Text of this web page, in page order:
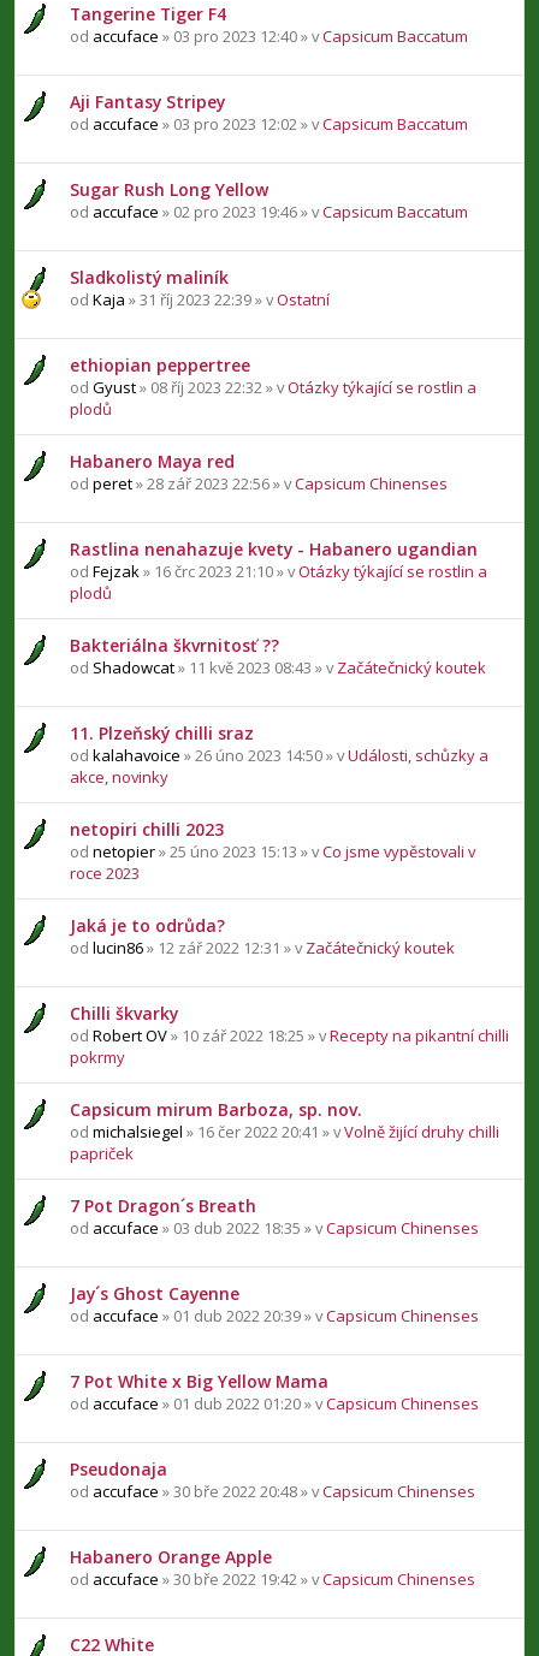
Tangerine Tiger F4
od accuface » 03 pro 2023 12:40 » vCapsicum Baccatum
Aji Fantasy Stripey
od accuface » 03 pro 2023 12:02 » vCapsicum Baccatum
Sugar Rush Long Yellow
od accuface » 02 pro 2023 19:46 » vCapsicum Baccatum
Sladkolistý maliník
od Kaja » 31 říj 2023 22:39 » vOstatní
ethiopian peppertree
od Gyust» 08 říj 2023 22:32 » vOtázky týkající se rostlin a
plodů
Habanero Maya red
od peret» 28 zář 2023 22:56 » vCapsicum Chinenses
Rastlina nenahazuje kvety - Habanero ugandian
od Fejzak » 16 črc 2023 21:10 » vOtázky týkající se rostlin a
plodů
Bakteriálna škvrnitosť ??
od Shadowcat» 11 kvě 2023 08:43 » vZačátečnický koutek
11. Plzeňský chilli sraz
od kalahavoice » 26 úno 2023 14:50 » vUdálosti, schůzky a
akce, novinky
netopiri chilli 2023
od netopier» 25 úno 2023 15:13 » vCo jsme vypěstovali v
roce 2023
Jaká je to odrůda?
od lucin86» 12 zář 2022 12:31 » vZačátečnický koutek
Chilli škvarky
od Robert OV» 10 zář 2022 18:25 » vRecepty na pikantní chilli
pokrmy
Capsicum mirum Barboza, sp. nov.
od michalsiegel » 16 čer 2022 20:41 » vVolně žijící druhy chilli
papriček
7 Pot Dragon´s Breath
od accuface » 03 dub 2022 18:35 » vCapsicum Chinenses
Jay´s Ghost Cayenne
od accuface » 01 dub 2022 20:39 » vCapsicum Chinenses
7 Pot White x Big Yellow Mama
od accuface » 01 dub 2022 01:20 » vCapsicum Chinenses
Pseudonaja
od accuface » 30 bře 2022 20:48 » vCapsicum Chinenses
Habanero Orange Apple
od accuface » 30 bře 2022 19:42 » vCapsicum Chinenses
C22 White